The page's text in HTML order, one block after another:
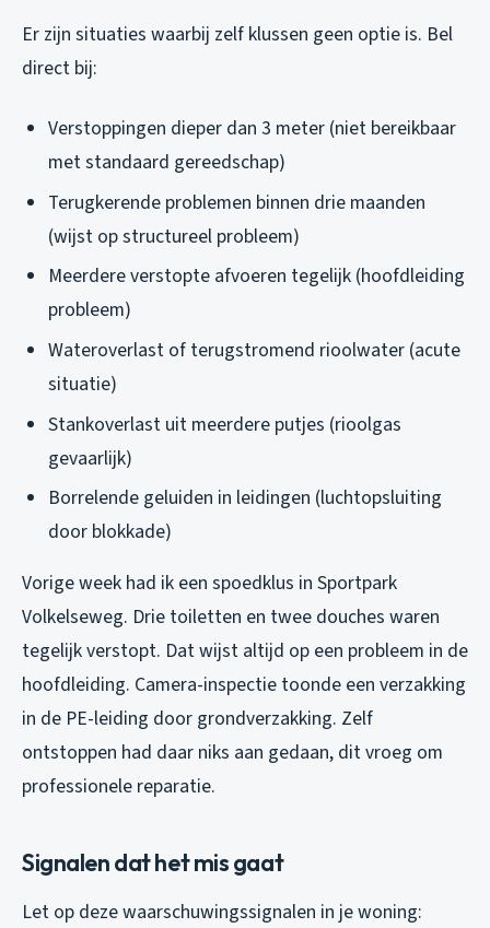
Er zijn situaties waarbij zelf klussen geen optie is. Bel
direct bij:
Verstoppingen dieper dan 3 meter (niet bereikbaar
met standaard gereedschap)
Terugkerende problemen binnen drie maanden
(wijst op structureel probleem)
Meerdere verstopte afvoeren tegelijk (hoofdleiding
probleem)
Wateroverlast of terugstromend rioolwater (acute
situatie)
Stankoverlast uit meerdere putjes (rioolgas
gevaarlijk)
Borrelende geluiden in leidingen (luchtopsluiting
door blokkade)
Vorige week had ik een spoedklus in Sportpark
Volkelseweg. Drie toiletten en twee douches waren
tegelijk verstopt. Dat wijst altijd op een probleem in de
hoofdleiding. Camera-inspectie toonde een verzakking
in de PE-leiding door grondverzakking. Zelf
ontstoppen had daar niks aan gedaan, dit vroeg om
professionele reparatie.
Signalen dat het mis gaat
Let op deze waarschuwingssignalen in je woning: